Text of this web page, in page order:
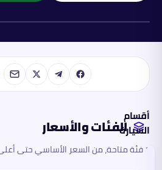
أقسام
السيارة
الفئات
الفئات والأسعار
1 فئة متاحة، من السعر الأساسي حتى أعلى تجهيز